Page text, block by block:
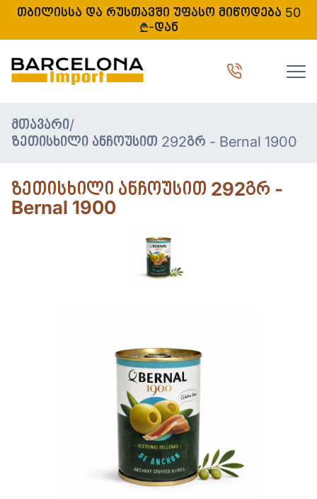
თბილისსა და რუსთავში უფასო მიწოდება 50
₾-დან
მთავარი/
ზეთისხილი ანჩოუსით 292გრ - Bernal 1900
ზეთისხილი ანჩოუსით 292გრ -
Bernal 1900